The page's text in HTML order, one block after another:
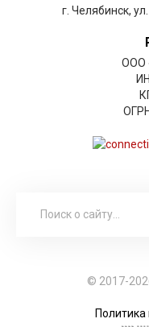
г. Челябинск,
ООО
© 2017-